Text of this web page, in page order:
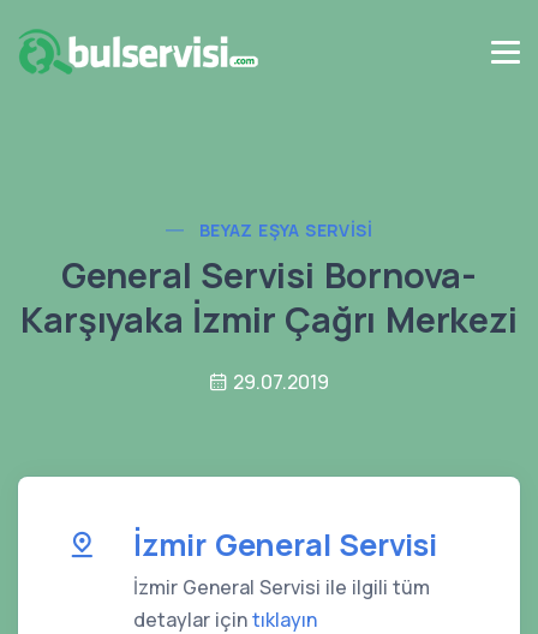
BEYAZ EŞYA SERVISI
General Servisi Bornova-
Karşıyaka İzmir Çağrı Merkezi
29.07.2019
İzmir General Servisi
İzmir General Servisi ile ilgili tüm
detaylar içintıklayın